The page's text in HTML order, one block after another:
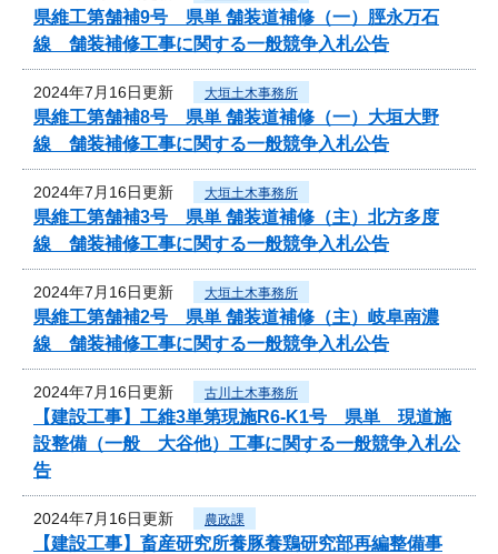
県維工第舗補9号 県単 舗装道補修（一）脛永万石
線 舗装補修工事に関する一般競争入札公告
2024年7月16日更新 大垣土木事務所
県維工第舗補8号 県単 舗装道補修（一）大垣大野
線 舗装補修工事に関する一般競争入札公告
2024年7月16日更新 大垣土木事務所
県維工第舗補3号 県単 舗装道補修（主）北方多度
線 舗装補修工事に関する一般競争入札公告
2024年7月16日更新 大垣土木事務所
県維工第舗補2号 県単 舗装道補修（主）岐阜南濃
線 舗装補修工事に関する一般競争入札公告
2024年7月16日更新 古川土木事務所
【建設工事】工維3単第現施R6-K1号 県単 現道施
設整備（一般 大谷他）工事に関する一般競争入札公
告
2024年7月16日更新 農政課
【建設工事】畜産研究所養豚養鶏研究部再編整備事